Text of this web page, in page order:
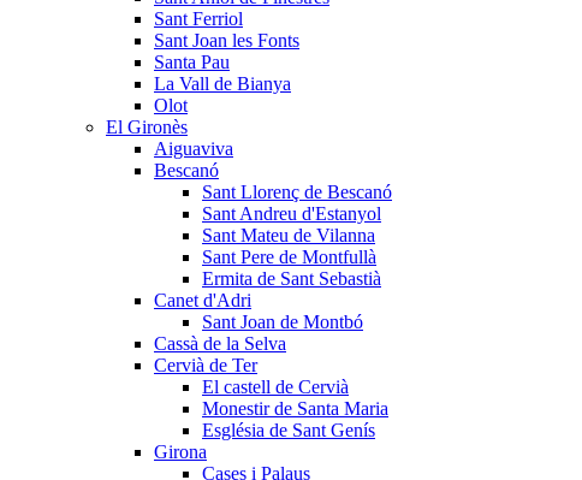
Sant Ferriol
Sant Joan les Fonts
Santa Pau
La Vall de Bianya
Olot
El Gironès
Aiguaviva
Bescanó
Sant Llorenç de Bescanó
Sant Andreu d'Estanyol
Sant Mateu de Vilanna
Sant Pere de Montfullà
Ermita de Sant Sebastià
Canet d'Adri
Sant Joan de Montbó
Cassà de la Selva
Cervià de Ter
El castell de Cervià
Monestir de Santa Maria
Església de Sant Genís
Girona
Cases i Palaus